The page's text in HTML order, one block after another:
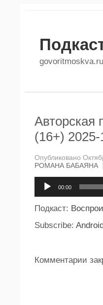
govoritmoskva.ru
Авторская
(16+)
Опубликовано
РОМАНА БАБАЯНА |
00:00
Подкаст:
Subscribe:
Комментарии